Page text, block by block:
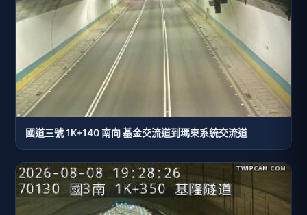
國道三號 1K+140 南向 基金交流道到瑪東系統交流道